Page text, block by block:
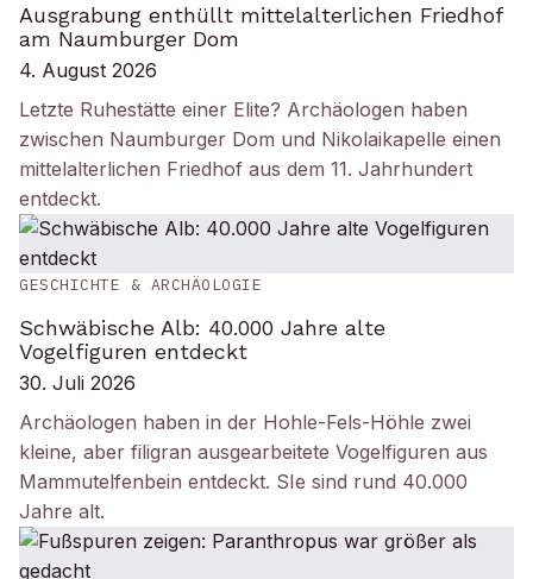
Ausgrabung enthüllt mittelalterlichen Friedhof
am Naumburger Dom
4. August 2026
Letzte Ruhestätte einer Elite? Archäologen haben
zwischen Naumburger Dom und Nikolaikapelle einen
mittelalterlichen Friedhof aus dem 11. Jahrhundert
entdeckt.
GESCHICHTE & ARCHÄOLOGIE
Schwäbische Alb: 40.000 Jahre alte
Vogelfiguren entdeckt
30. Juli 2026
Archäologen haben in der Hohle-Fels-Höhle zwei
kleine, aber filigran ausgearbeitete Vogelfiguren aus
Mammutelfenbein entdeckt. SIe sind rund 40.000
Jahre alt.